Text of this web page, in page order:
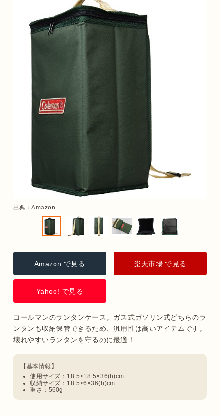
出典：Amazon
Amazon で見る 楽天市場 で見る
Yahoo! で見る
コールマンのランタンケース。ガス式ガソリン式どちらのラ
ンタンも収納保管できるため、汎用性は高いアイテムです。
使用サイズ：18.5×18.5×36(h)cm
収納サイズ：18.5×6×36(h)cm
重さ：560g